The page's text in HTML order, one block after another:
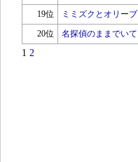
19位
ミミズクとオリーブ
20位
名探偵のままでいて
1 2